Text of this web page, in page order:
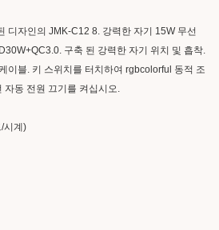
디자인의 JMK-C12 8. 강력한 자기 15W 무선
구축 된 강력한 자기 위치 및 흡착.
이블. 키 스위치를 터치하여 rgbcolorful 동적 조
자동 전원 끄기를 켜십시오.
시계)